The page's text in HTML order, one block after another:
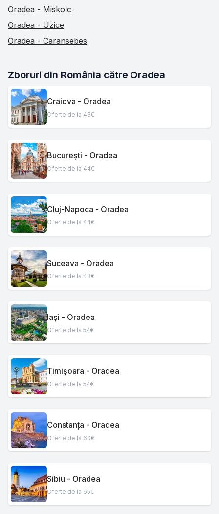
Oradea - Miskolc
Oradea - Uzice
Oradea - Caransebes
Zboruri din România către Oradea
Craiova - Oradea
Oferte de la 43€
București - Oradea
Oferte de la 44€
Cluj-Napoca - Oradea
Oferte de la 44€
Suceava - Oradea
Oferte de la 48€
Iași - Oradea
Oferte de la 54€
Timișoara - Oradea
Oferte de la 54€
Constanța - Oradea
Oferte de la 60€
Sibiu - Oradea
Oferte de la 65€